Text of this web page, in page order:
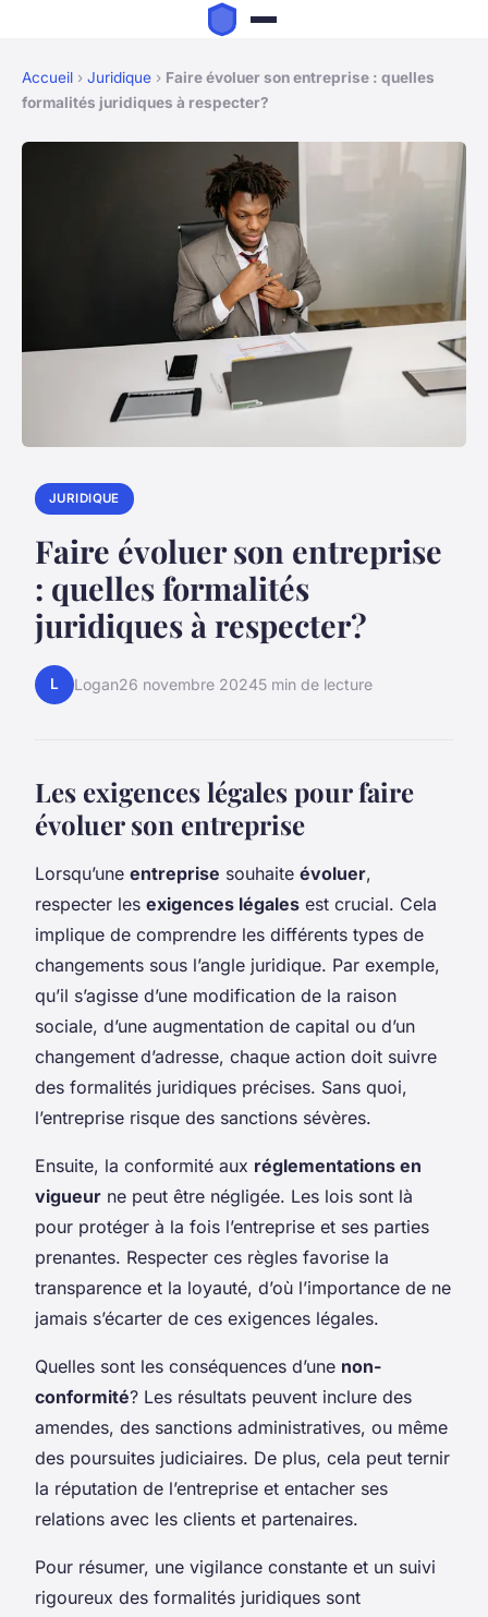
Accueil › Juridique › Faire évoluer son entreprise : quelles
formalités juridiques à respecter?
JURIDIQUE
Faire évoluer son entreprise
: quelles formalités
juridiques à respecter?
L Logan26 novembre 20245 min de lecture
Les exigences légales pour faire
évoluer son entreprise
Lorsqu’une entreprise souhaite évoluer,
respecter les exigences légales est crucial. Cela
implique de comprendre les différents types de
changements sous l’angle juridique. Par exemple,
qu’il s’agisse d’une modification de la raison
sociale, d’une augmentation de capital ou d’un
changement d’adresse, chaque action doit suivre
des formalités juridiques précises. Sans quoi,
l’entreprise risque des sanctions sévères.
Ensuite, la conformité aux réglementations en
vigueur ne peut être négligée. Les lois sont là
pour protéger à la fois l’entreprise et ses parties
prenantes. Respecter ces règles favorise la
transparence et la loyauté, d’où l’importance de ne
jamais s’écarter de ces exigences légales.
Quelles sont les conséquences d’une non-
conformité? Les résultats peuvent inclure des
amendes, des sanctions administratives, ou même
des poursuites judiciaires. De plus, cela peut ternir
la réputation de l’entreprise et entacher ses
relations avec les clients et partenaires.
Pour résumer, une vigilance constante et un suivi
rigoureux des formalités juridiques sont